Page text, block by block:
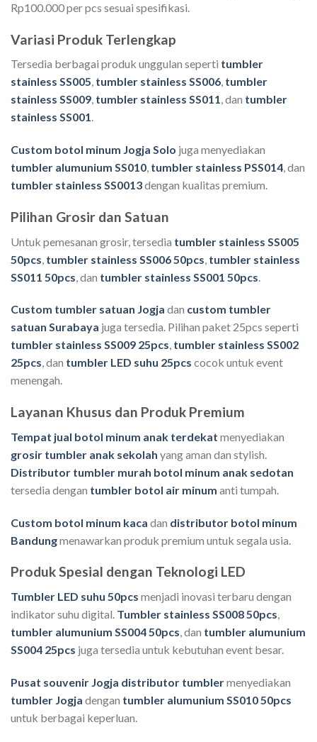
Rp100.000 per pcs sesuai spesifikasi.
Variasi Produk Terlengkap
Tersedia berbagai produk unggulan seperti tumbler
stainless SS005, tumbler stainless SS006, tumbler
stainless SS009, tumbler stainless SS011, dan tumbler
stainless SS001.
Custom botol minum Jogja Solo juga menyediakan
tumbler alumunium SS010, tumbler stainless PSS014, dan
tumbler stainless SS0013dengan kualitas premium.
Pilihan Grosir dan Satuan
Untuk pemesanan grosir, tersedia tumbler stainless SS005
50pcs tumbler stainless SS006 50pcs tumbler stainless
SS011 50pcs , dan tumbler stainless SS001 50pcs
Custom tumbler satuan Jogja dan custom tumbler
satuan Surabaya juga tersedia. Pilihan paket 25pcs seperti
tumbler stainless SS009 25pcs, tumbler stainless SS002
25pcs, dan tumbler LED suhu 25pcs cocok untuk event
menengah.
Layanan Khusus dan Produk Premium
Tempat jual botol minum anak terdekat menyediakan
grosir tumbler anak sekolah yang aman dan stylish.
Distributor tumbler murah botol minum anak sedotan
tersedia dengan tumbler botol air minum anti tumpah.
Custom botol minum kaca dan distributor botol minum
Bandungmenawarkan produk premium untuk segala usia.
Produk Spesial dengan Teknologi LED
Tumbler LED suhu 50pcs menjadi inovasi terbaru dengan
indikator suhu digital. Tumbler stainless SS008 50pcs,
tumbler alumunium SS004 50pcs, dan tumbler alumunium
SS004 25pcs juga tersedia untuk kebutuhan event besar.
Pusat souvenir Jogja distributor tumblermenyediakan
tumbler Jogja dengan tumbler alumunium SS010 50pcs
untuk berbagai keperluan.